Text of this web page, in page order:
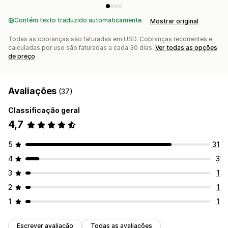
Contém texto traduzido automaticamente Mostrar original
Todas as cobranças são faturadas em USD. Cobranças recorrentes e
calculadas por uso são faturadas a cada 30 dias. Ver todas as opções
de preço
Avaliações (37)
Classificação geral
4,7
5
31
4
3
3
1
2
1
1
1
Escrever avaliação Todas as avaliações